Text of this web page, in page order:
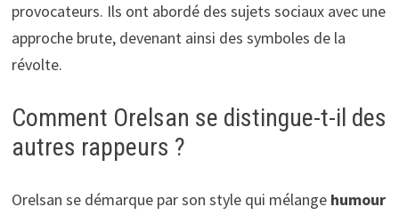
provocateurs. Ils ont abordé des sujets sociaux avec une
approche brute, devenant ainsi des symboles de la
révolte.
Comment Orelsan se distingue-t-il des
autres rappeurs ?
Orelsan se démarque par son style qui mélange humour